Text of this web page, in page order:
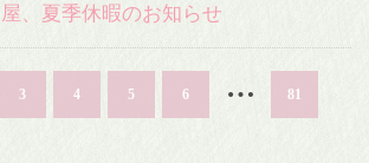
屋、夏季休暇のお知らせ
3 4 5 6 … 81